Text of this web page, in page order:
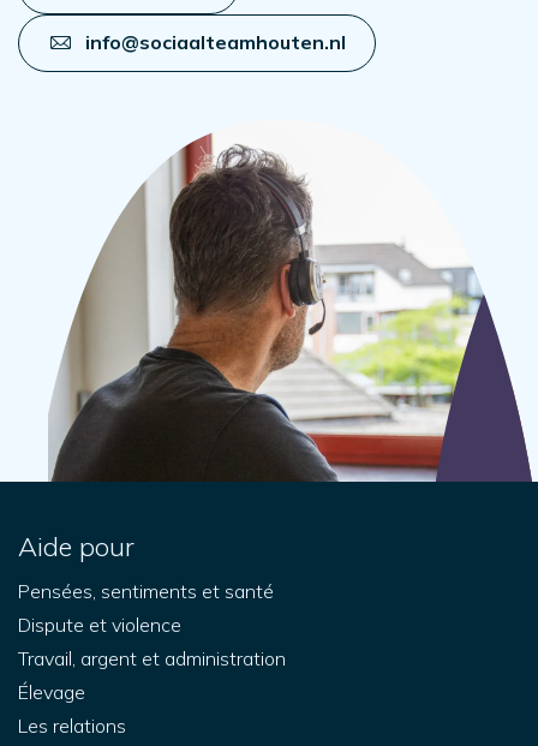
info@sociaalteamhouten.nl
Aide pour
Pensées, sentiments et santé
Dispute et violence
Travail, argent et administration
Élevage
Les relations